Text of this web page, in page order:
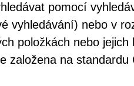
pomocí
vyhledávání) nebo v
položkách nebo jejich
založena na standardu